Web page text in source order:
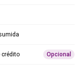
crédito Opcional